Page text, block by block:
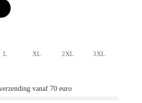
L XL 2XL 3XL
vanaf 70 euro